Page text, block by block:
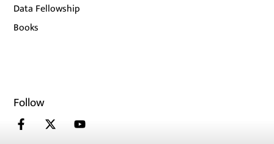
Data Fellowship
Books
Follow